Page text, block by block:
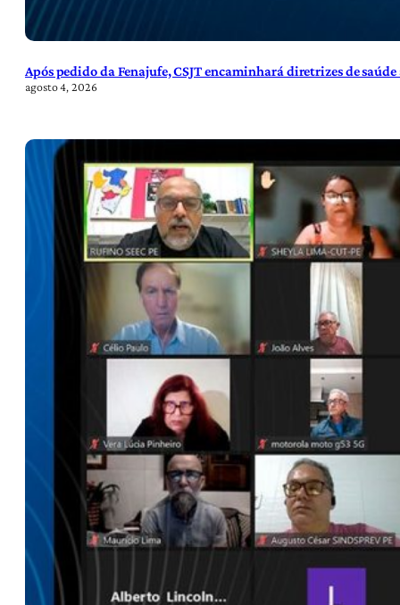
Após pedido da Fenajufe, CSJT encaminhará diretrizes de
agosto 4, 2026